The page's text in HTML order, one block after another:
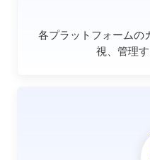
各プラットフォームの
視、管理